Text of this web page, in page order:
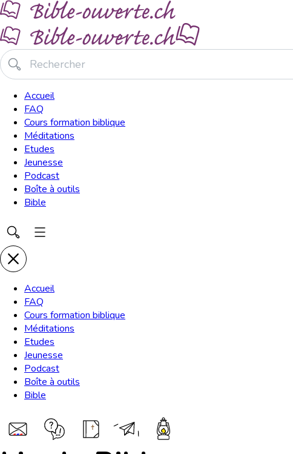
Accueil
FAQ
Cours formation biblique
Méditations
Etudes
Jeunesse
Podcast
Boîte à outils
Bible
Accueil
FAQ
Cours formation biblique
Méditations
Etudes
Jeunesse
Podcast
Boîte à outils
Bible